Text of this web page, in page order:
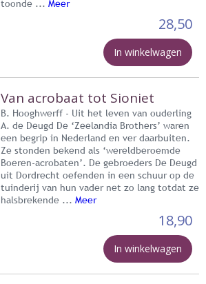
toonde ... Meer
28,50
In winkelwagen
Van acrobaat tot Sioniet
B. Hooghwerff - Uit het leven van ouderling
A. de Deugd De ‘Zeelandia Brothers’ waren
een begrip in Nederland en ver daarbuiten.
Ze stonden bekend als ‘wereldberoemde
Boeren-acrobaten’. De gebroeders De Deugd
uit Dordrecht oefenden in een schuur op de
tuinderij van hun vader net zo lang totdat ze
halsbrekende ... Meer
18,90
In winkelwagen